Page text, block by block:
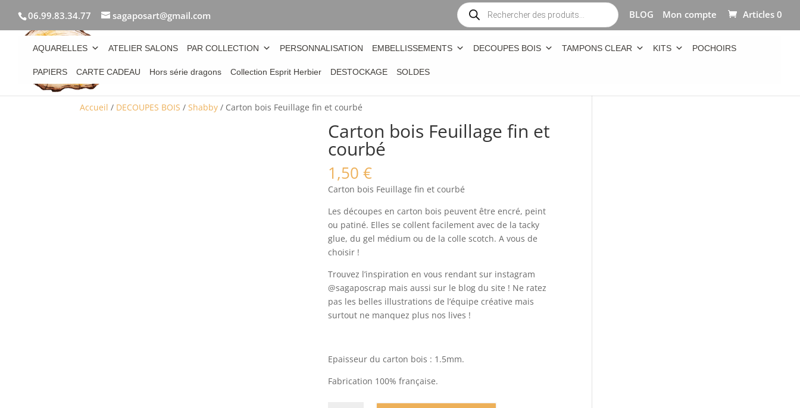
06.99.83.34.77 sagaposart@gmail.com
Recherche
de
produits
BLOG Mon compte Articles 0
AQUARELLES ATELIER SALONS PAR COLLECTION PERSONNALISATION EMBELLISSEMENTS DECOUPES BOIS TAMPONS CLEAR KITS POCHOIRS
PAPIERS CARTE CADEAU Hors série dragons Collection Esprit Herbier DESTOCKAGE SOLDES
Accueil / DECOUPES BOIS /Shabby / Carton bois Feuillage fin et courbé
Carton bois Feuillage fin et
courbé
1,50 €
Carton bois Feuillage fin et courbé
Les découpes en carton bois peuvent être encré, peint
ou patiné. Elles se collent facilement avec de la tacky
glue, du gel médium ou de la colle scotch. A vous de
choisir !
Trouvez l’inspiration en vous rendant sur instagram
@sagaposcrap mais aussi sur le blog du site ! Ne ratez
pas les belles illustrations de l’équipe créative mais
surtout ne manquez plus nos lives !
Epaisseur du carton bois : 1.5mm.
Fabrication 100% française.